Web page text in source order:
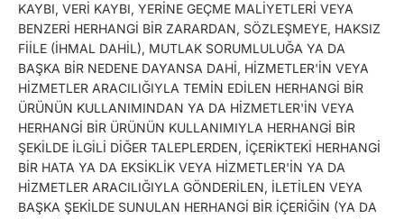
KAYBI, VERİ KAYBI, YERİNE GEÇME MALİYETLERİ VEYA
BENZERİ HERHANGİ BİR ZARARDAN, SÖZLEŞMEYE, HAKSIZ
FİİLE (İHMAL DAHİL), MUTLAK SORUMLULUĞA YA DA
BAŞKA BİR NEDENE DAYANSA DAHİ, HİZMETLER'İN VEYA
HİZMETLER ARACILIĞIYLA TEMİN EDİLEN HERHANGİ BİR
ÜRÜNÜN KULLANIMINDAN YA DA HİZMETLER'İN VEYA
HERHANGİ BİR ÜRÜNÜN KULLANIMIYLA HERHANGİ BİR
ŞEKİLDE İLGİLİ DİĞER TALEPLERDEN, İÇERİKTEKİ HERHANGİ
BİR HATA YA DA EKSİKLİK VEYA HİZMETLER'İN YA DA
HİZMETLER ARACILIĞIYLA GÖNDERİLEN, İLETİLEN VEYA
BAŞKA ŞEKİLDE SUNULAN HERHANGİ BİR İÇERİĞİN (YA DA